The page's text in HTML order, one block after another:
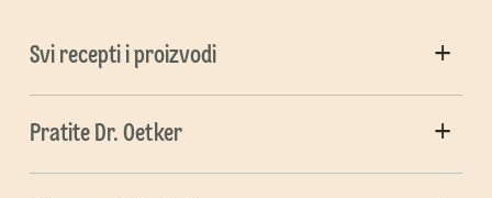
Svi recepti i proizvodi
Pratite Dr. Oetker